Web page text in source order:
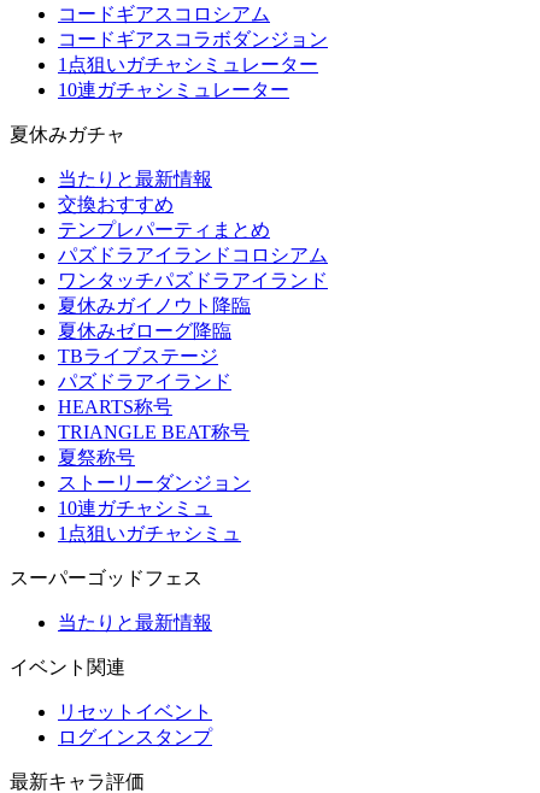
コードギアスコロシアム
コードギアスコラボダンジョン
1点狙いガチャシミュレーター
10連ガチャシミュレーター
夏休みガチャ
当たりと最新情報
交換おすすめ
テンプレパーティまとめ
パズドラアイランドコロシアム
ワンタッチパズドラアイランド
夏休みガイノウト降臨
夏休みゼローグ降臨
TBライブステージ
パズドラアイランド
HEARTS称号
TRIANGLE BEAT称号
夏祭称号
ストーリーダンジョン
10連ガチャシミュ
1点狙いガチャシミュ
スーパーゴッドフェス
当たりと最新情報
イベント関連
リセットイベント
ログインスタンプ
最新キャラ評価